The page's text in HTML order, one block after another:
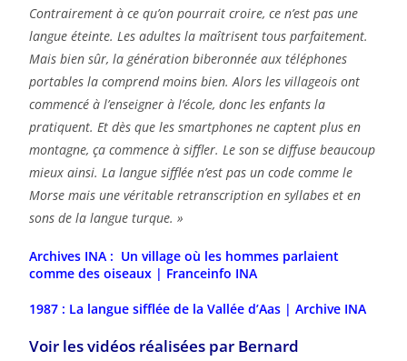
Contrairement à ce qu’on pourrait croire, ce n’est pas une
langue éteinte. Les adultes la maîtrisent tous parfaitement.
Mais bien sûr, la génération biberonnée aux téléphones
portables la comprend moins bien. Alors les villageois ont
commencé à l’enseigner à l’école, donc les enfants la
pratiquent. Et dès que les smartphones ne captent plus en
montagne, ça commence à siffler. Le son se diffuse beaucoup
mieux ainsi. La langue sifflée n’est pas un code comme le
Morse mais une véritable retranscription en syllabes et en
sons de la langue turque. »
Archives INA : Un village où les hommes parlaient
comme des oiseaux | Franceinfo INA
1987 : La langue sifflée de la Vallée d’Aas | Archive INA
Voir les vidéos réalisées par Bernard